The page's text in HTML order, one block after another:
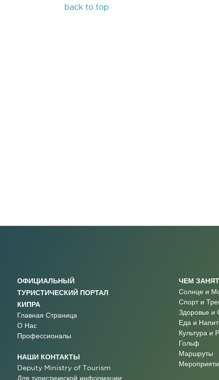
back to top
ОФИЦИАЛЬНЫЙ
ТУРИСТИЧЕСКИЙ ПОРТАЛ
КИПРА
Главная Страница
О Нас
Профессионалы
НАШИ КОНТАКТЫ
Deputy Ministry of Tourism
Для туристической информации:
ЧЕМ
Солнце и
Спорт и
Здоровье и
Еда и
Культура и
Гольф
Маршруты